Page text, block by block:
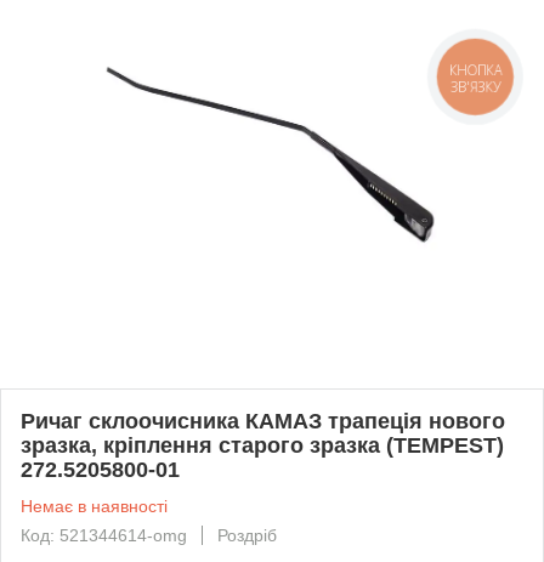
Ричаг склоочисника КАМАЗ трапеція нового
зразка, кріплення старого зразка (TEMPEST)
272.5205800-01
Немає в наявності
Код: 521344614-omg
Роздріб
КНОПКА
ЗВ'ЯЗКУ